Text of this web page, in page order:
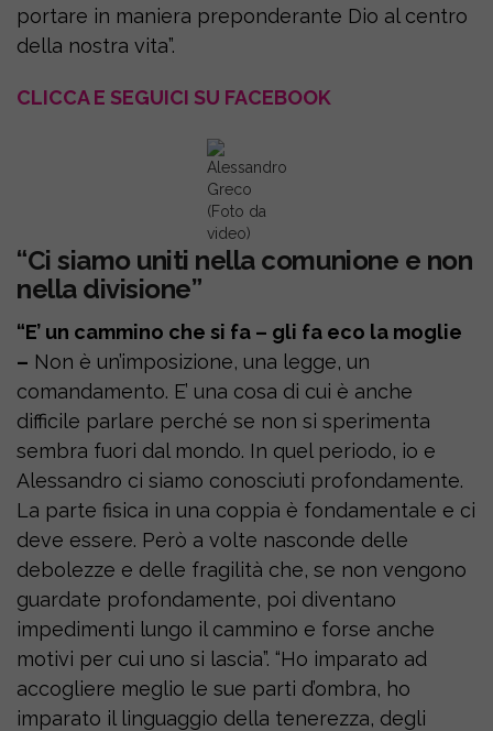
portare in maniera preponderante Dio al centro
della nostra vita”.
CLICCA E SEGUICI SU FACEBOOK
Alessandro
Greco
(Foto da
video)
“Ci siamo uniti nella comunione e non
nella divisione”
“E’ un cammino che si fa – gli fa eco la moglie
– Non è un’imposizione, una legge, un
comandamento. E’ una cosa di cui è anche
difficile parlare perché se non si sperimenta
sembra fuori dal mondo. In quel periodo, io e
Alessandro ci siamo conosciuti profondamente.
La parte fisica in una coppia è fondamentale e ci
deve essere. Però a volte nasconde delle
debolezze e delle fragilità che, se non vengono
guardate profondamente, poi diventano
impedimenti lungo il cammino e forse anche
motivi per cui uno si lascia”. “Ho imparato ad
accogliere meglio le sue parti d’ombra, ho
imparato il linguaggio della tenerezza, degli